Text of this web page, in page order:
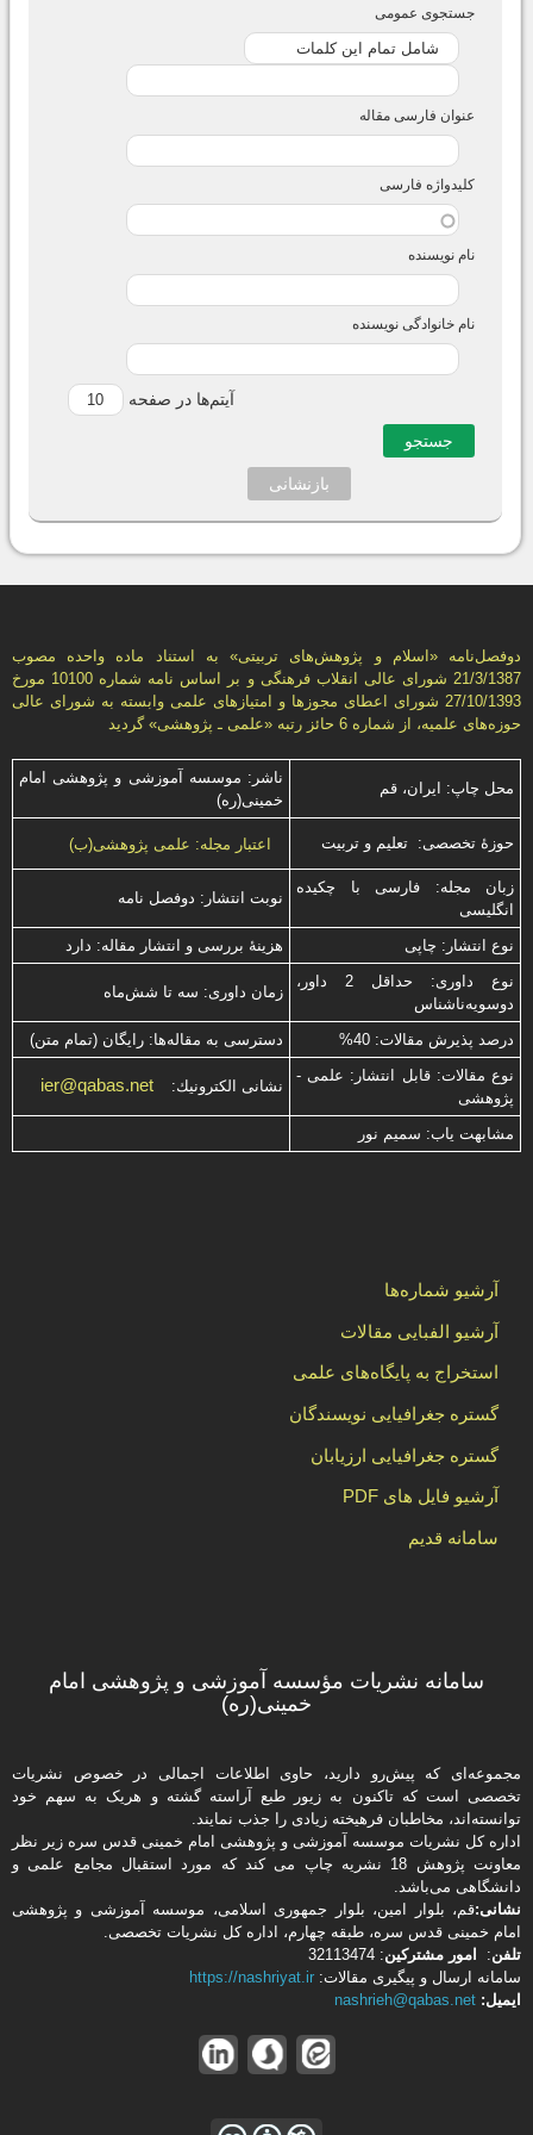
جستجوی عمومی
عنوان فارسی مقاله
کلیدواژه فارسی
نام نویسنده
نام خانوادگی نویسنده
آیتم‌ها در صفحه
دوفصل‌نامه «اسلام و پژوهش‌های تربيتی» به استناد ماده واحده مصوب
21/3/1387 شورای عالی انقلاب فرهنگی و بر اساس نامه شماره 10100 مورخ
27/10/1393 شورای اعطای مجوزها و امتيازهای علمی وابسته به شورای عالی
حوزه‌های علميه، از شماره 6 حائز رتبه «علمی ـ پژوهشی» گرديد
محل چاپ: ایران، قم
ناشر: موسسه آموزشی و پژوهشی امام
خمینی(ره)
حوزۀ تخصصی: تعلیم و تربیت اعتبار مجله: علمی پژوهشی(ب)
زبان مجله: فارسی با چكیده
انگلیسی
نوبت انتشار: دوفصل نامه
نوع انتشار: چاپی
هزینۀ بررسی و انتشار مقاله: دارد
نوع داوری: حداقل 2 داور،
دوسویه‌ناشناس
زمان داوری: سه تا شش‌ماه
درصد پذیرش مقالات: 40%
دسترسی به مقاله‌ها: رایگان (تمام متن)
نوع مقالات: قابل انتشار: علمی -
پژوهشی
نشانی الكترونیك: ier@qabas.net
مشابهت ياب: سميم نور
آرشیو شماره‌ها
آرشیو الفبایی مقالات
استخراج به پایگاه‌های علمی
گستره جغرافیایی نویسندگان
گستره جغرافیایی ارزیابان
آرشیو فایل های PDF
سامانه قدیم
سامانه نشریات مؤسسه آموزشی و پژوهشی امام
خمینی(ره)
مجموعه‌ای که پیش‌رو دارید،‌ حاوی اطلاعات اجمالی در خصوص نشریات
تخصصی است که تاکنون به زیور طبع آراسته گشته و هریک به سهم خود
توانسته‌اند، مخاطبان فرهیخته‌ زیادی را جذب نمایند.
اداره كل نشریات موسسه آموزشی و پژوهشی امام خمینی قدس سره زیر نظر
معاونت پژوهش 18 نشریه چاپ می کند که مورد استقبال مجامع علمی و
دانشگاهی می‌باشد.
نشانی:قم، بلوار امین، بلوار جمهوری اسلامی، موسسه آموزشی و پژوهشی
امام خمینی قدس سره، طبقه چهارم، اداره كل نشریات تخصصی.
تلفن: امور مشتركین: 32113474
سامانه ارسال و پیگیری مقالات: https://nashriyat.ir
ایمیل: nashrieh@qabas.net